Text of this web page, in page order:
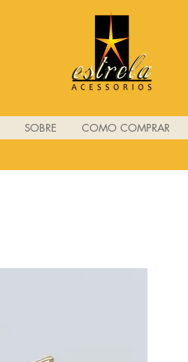
SOBRE COMO COMPRAR